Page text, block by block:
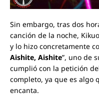
Sin embargo, tras dos
canción de la noche,
y lo hizo concretamente
Aishite, Aishite”, uno de
cumplió con la petición
completo, ya que es algo
encanta.